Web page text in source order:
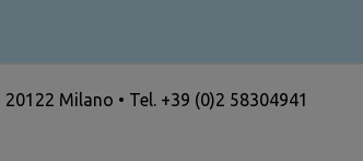
Milano • Tel. +39 (0)2 58304941